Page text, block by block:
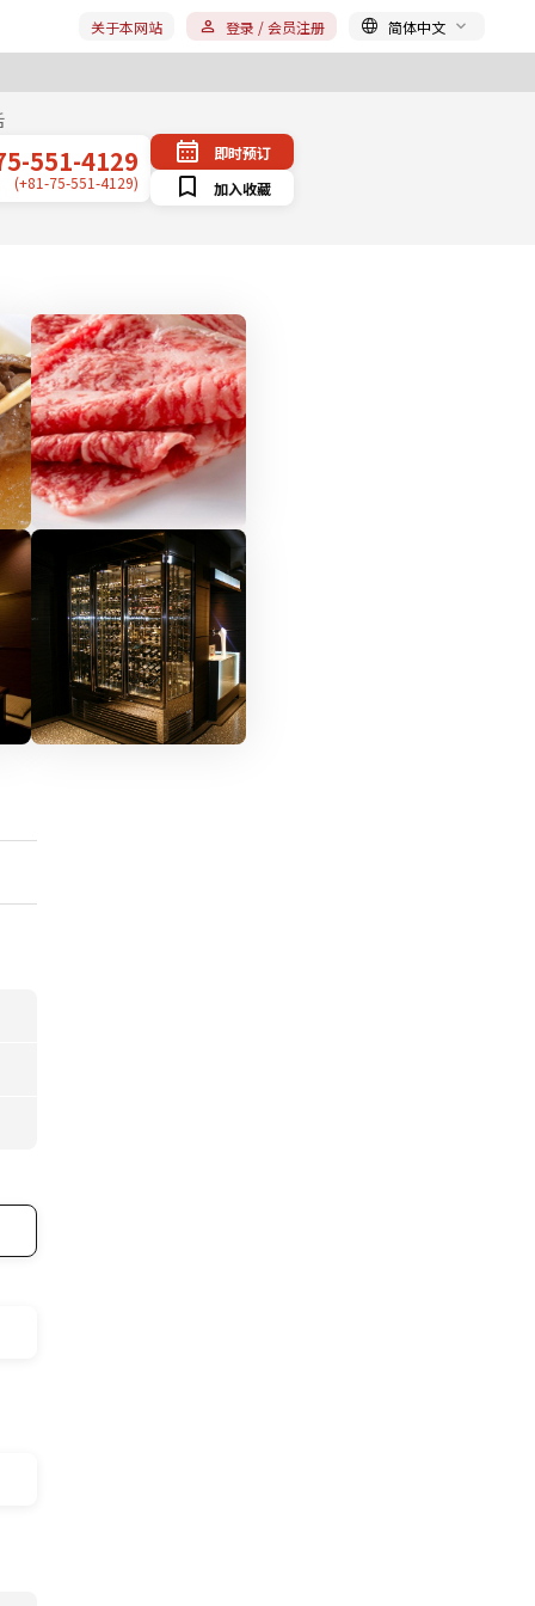
关于本网站 登录 / 会员注册 简体中文
551-4129
(+81-75-551-4129)
即时预订
加入收藏